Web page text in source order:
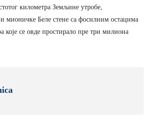
километра Земљине утробе,
и мионичке Беле стене са фосилним остацима
које се овде простирало пре три милиона